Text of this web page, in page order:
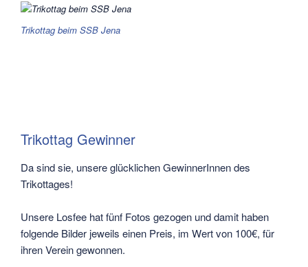
Trikottag beim SSB Jena
Trikottag Gewinner
Da sind sie, unsere glücklichen GewinnerInnen des
Trikottages!
Unsere Losfee hat fünf Fotos gezogen und damit haben
folgende Bilder jeweils einen Preis, im Wert von 100€, für
ihren Verein gewonnen.